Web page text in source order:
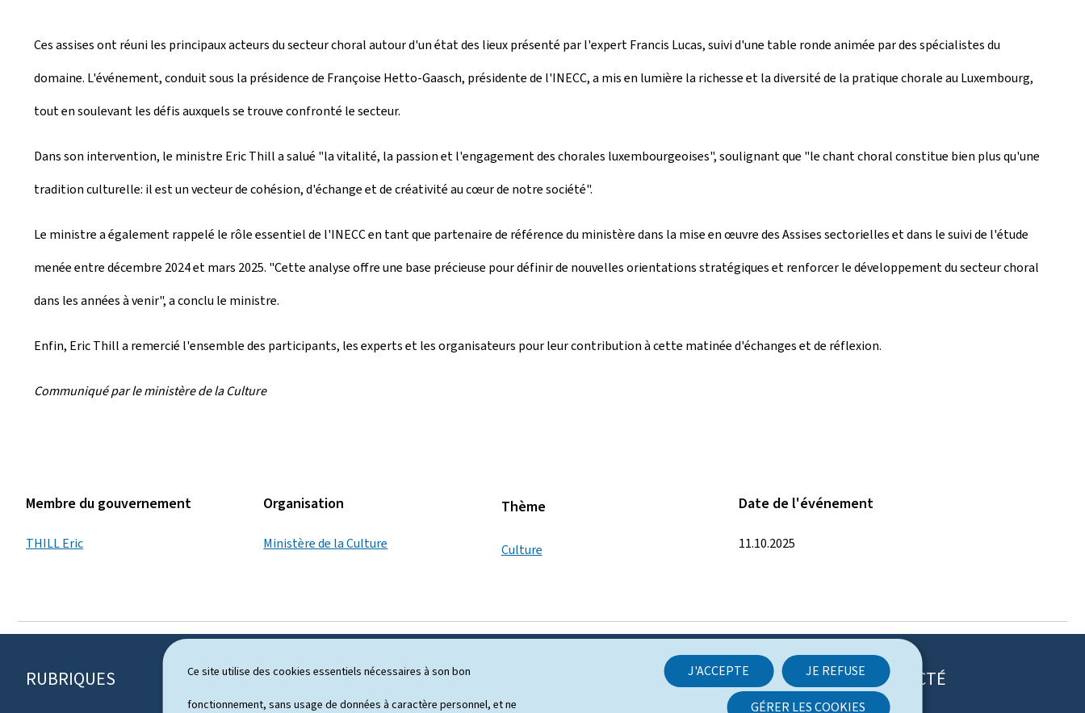
Ce site utilise des cookies essentiels nécessaires à son bon
fonctionnement, sans usage de données à caractère personnel, et ne
J'ACCEPTE JE REFUSE
GÉRER LES COOKIES
Ces assises ont réuni les principaux acteurs du secteur choral autour d'un état des lieux présenté par l'expert Francis Lucas, suivi d'une table ronde animée par des spécialistes du
domaine. L'événement, conduit sous la présidence de Françoise Hetto-Gaasch, présidente de l'INECC, a mis en lumière la richesse et la diversité de la pratique chorale au Luxembourg,
tout en soulevant les défis auxquels se trouve confronté le secteur.
Dans son intervention, le ministre Eric Thill a salué "la vitalité, la passion et l'engagement des chorales luxembourgeoises", soulignant que "le chant choral constitue bien plus qu'une
tradition culturelle: il est un vecteur de cohésion, d'échange et de créativité au cœur de notre société".
Le ministre a également rappelé le rôle essentiel de l'INECC en tant que partenaire de référence du ministère dans la mise en œuvre des Assises sectorielles et dans le suivi de l'étude
menée entre décembre 2024 et mars 2025. "Cette analyse offre une base précieuse pour définir de nouvelles orientations stratégiques et renforcer le développement du secteur choral
dans les années à venir", a conclu le ministre.
Enfin, Eric Thill a remercié l'ensemble des participants, les experts et les organisateurs pour leur contribution à cette matinée d'échanges et de réflexion.
Communiqué par le ministère de la Culture
Membre du gouvernement
THILL Eric
Organisation
Ministère de la Culture
Thème
Culture
Date de l'événement
11.10.2025
PRUBRIQUES RESTEZ CONNECTÉ